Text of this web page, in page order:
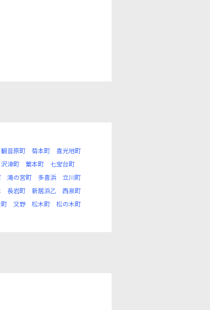
観音原町 菊本町
喜光地町
沢津町 繁本町
七宝台町
滝の宮町 多喜浜
立川町
長岩町 新居浜乙
西泉町
又野 松木町
松の木町